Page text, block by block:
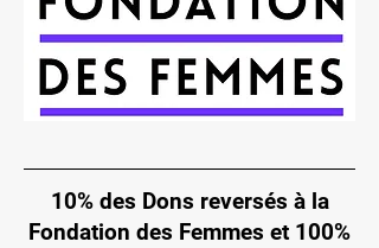
10% des Dons reversés à la
Fondation des Femmes et 100%